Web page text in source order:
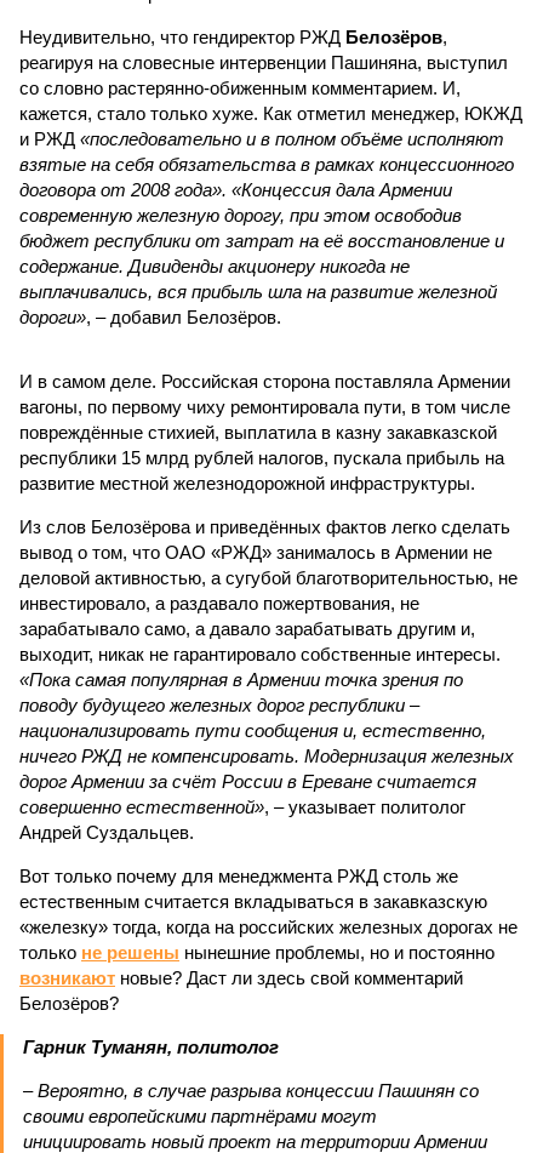
Неудивительно, что гендиректор РЖД Белозёров,
реагируя на словесные интервенции Пашиняна, выступил
со словно растерянно-обиженным комментарием. И,
кажется, стало только хуже. Как отметил менеджер, ЮКЖД
и РЖД «последовательно и в полном объёме исполняют
взятые на себя обязательства в рамках концессионного
договора от 2008 года». «Концессия дала Армении
современную железную дорогу, при этом освободив
бюджет республики от затрат на её восстановление и
содержание. Дивиденды акционеру никогда не
выплачивались, вся прибыль шла на развитие железной
дороги», – добавил Белозёров.
И в самом деле. Российская сторона поставляла Армении
вагоны, по первому чиху ремонтировала пути, в том числе
повреждённые стихией, выплатила в казну закавказской
республики 15 млрд рублей налогов, пускала прибыль на
развитие местной железнодорожной инфраструктуры.
Из слов Белозёрова и приведённых фактов легко сделать
вывод о том, что ОАО «РЖД» занималось в Армении не
деловой активностью, а сугубой благотворительностью, не
инвестировало, а раздавало пожертвования, не
зарабатывало само, а давало зарабатывать другим и,
выходит, никак не гарантировало собственные интересы.
«Пока самая популярная в Армении точка зрения по
поводу будущего железных дорог рес­публики –
национализировать пути сообщения и, естественно,
ничего РЖД не компенсировать. Модернизация железных
дорог Армении за счёт России в Ереване считается
совершенно естественной», – указывает политолог
Андрей Суздальцев.
Вот только почему для менеджмента РЖД столь же
естественным считается вкладываться в закавказскую
«железку» тогда, когда на российских железных дорогах не
только не решены нынешние проблемы, но и постоянно
возникают новые? Даст ли здесь свой комментарий
Белозёров?
Гарник Туманян, политолог
– Вероятно, в случае разрыва концессии Пашинян со
своими европейскими партнёрами могут
инициировать новый проект на территории Армении